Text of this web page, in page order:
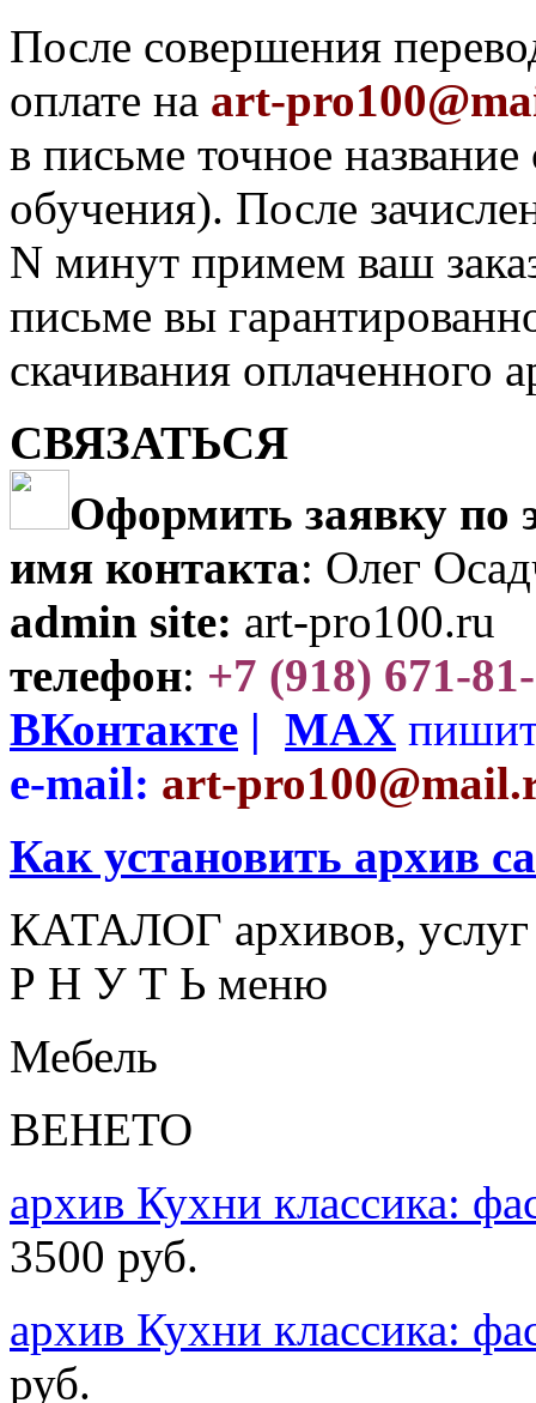
После совершения
оплате на art-
в письме точное
обучения). После
N минут примем ваш
письме вы
скачивания оплаченного
СВЯЗАТЬСЯ
Оформить заявку по
имя контакта: Олег
admin site: art-pro100.ru
телефон: +7 (918) 671-
ВКонтакте | МАХ
e-mail: art-
Как установить архив
КАТАЛОГ архивов, услуг
Р Н У Т Ь меню
Мебель
ВЕНЕТО
архив Кухни классика:
3500 руб.
архив Кухни классика:
руб.